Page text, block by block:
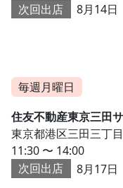
次回出店
8月14日
毎週月曜日
住友不動産東京三田
東京都港区三田三丁
11:30 〜 14:00
次回出店
8月17日